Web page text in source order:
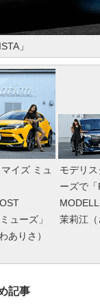
」
イズ ミュ
ューズ」
ありさ）
モデリ
ーズで
茉莉江
記事